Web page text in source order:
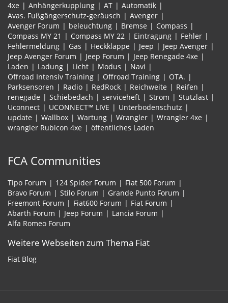
4xe Anhängerkupplung AT
Automatik
Avas. Fußgängerschutz-geräusch
Avenger
Avenger Forum
beleuchtung Bremse
Compass
Compass MY 21
Compass MY 22 Eintragung
Fehler
Fehlermeldung
Gas Heckklappe Jeep
Jeep Avenger
Jeep Avenger Forum
Jeep Forum
Jeep Renegade 4xe
Laden
Ladung Licht Modus
Navi
Offroad Intensiv Training
Offroad Training
OTA.
Parksensoren
Radio RedRock Reichweite
Reifen
renegade
Schiebedach serviceheft Strom
Stützlast
Uconnect
UCONNECT™ LIVE
Unterbodenschutz
update
Wallbox Wartung Wrangler
Wrangler 4xe
wrangler Rubicon 4xe
öffentliches Laden
FCA Communities
Tipo Forum 124 Spider Forum
Fiat 500 Forum
Bravo Forum
Stilo Forum
Grande Punto Forum
Freemont Forum
Fiat600 Forum
Fiat Forum
Abarth Forum
Jeep Forum
Lancia Forum
Alfa Romeo Forum
Weitere Webseiten zum Thema Fiat
Fiat Blog